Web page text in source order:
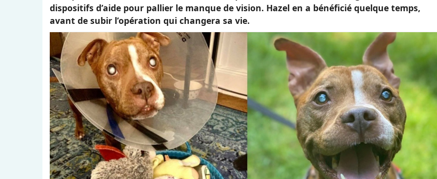
dispositifs d’aide pour pallier le manque de vision. Hazel en a bénéficié quelque temps,
avant de subir l’opération qui changera sa vie.